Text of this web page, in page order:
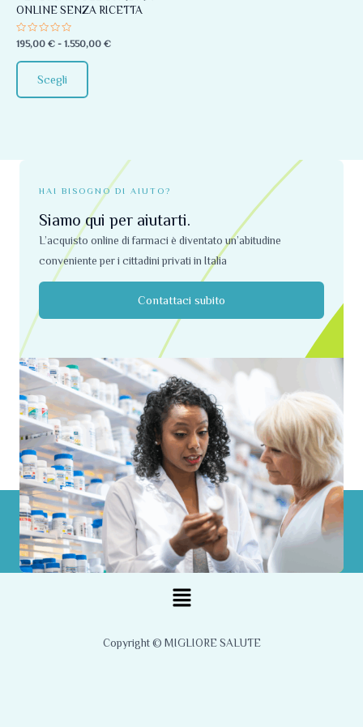
ONLINE SENZA RICETTA
Valutato
0
su
5
195,00 € - 1.550,00 €
Scegli
essere
scelte
del
HAI BISOGNO DI AIUTO?
Siamo qui per aiutarti.
L’acquisto online di farmaci è diventato un’abitudine
conveniente per i cittadini privati ​​in Italia
Contattaci subito
Menu
Copyright © MIGLIORE SALUTE